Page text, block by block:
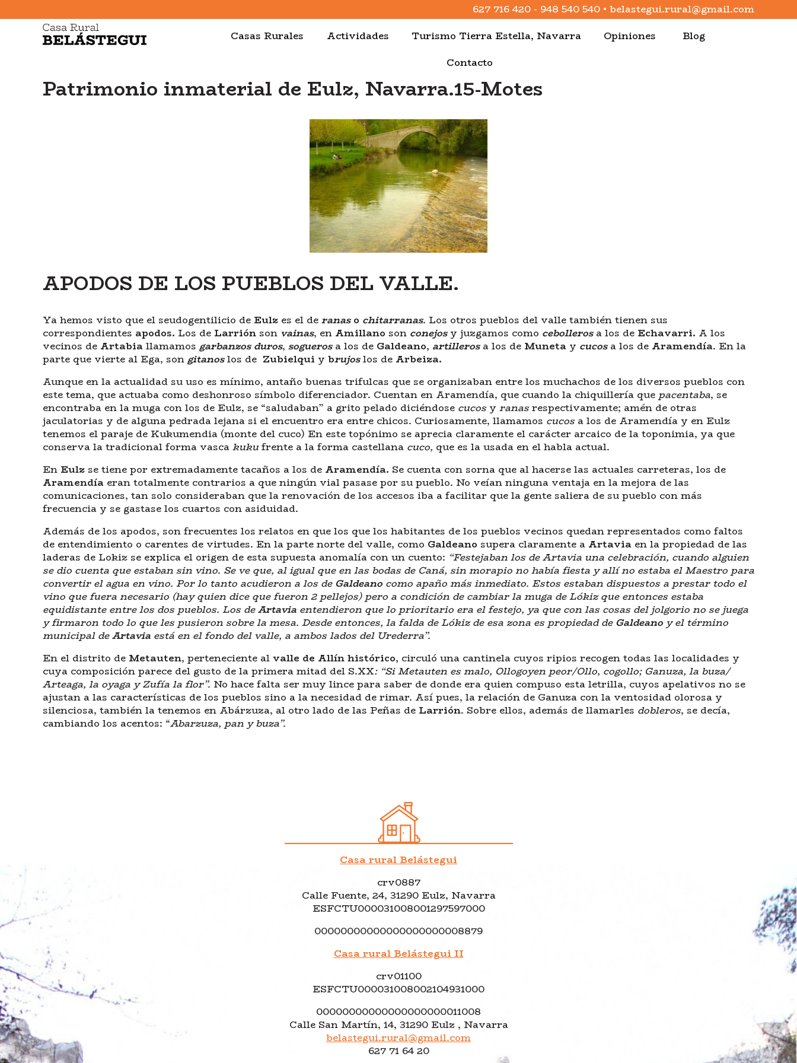
627 716 420 - 948 540 540 • belastegui.rural@gmail.com
Casas Rurales
Actividades Turismo Tierra Estella, Navarra Opiniones
Blog
Contacto
Patrimonio inmaterial de Eulz, Navarra.15-Motes
APODOS DE LOS PUEBLOS DEL VALLE.
Ya hemos visto que el seudogentilicio de Eulz es el de ranaso chitarranas. Los otros pueblos del valle también tienen sus
correspondientes apodos. Los de Larrión son vainas, en Amillano son conejos y juzgamos como cebolleros a los de Echavarri. A los
vecinos de Artabia llamamos garbanzos duros, soguerosa los de Galdeano, artillerosa los de Muneta y cucosa los de Aramendía. En la
parte que vierte al Ega, son gitanoslos de Zubielqui y brujoslos de Arbeiza.
Aunque en la actualidad su uso es mínimo, antaño buenas trifulcas que se organizaban entre los muchachos de los diversos pueblos con
este tema, que actuaba como deshonroso símbolo diferenciador. Cuentan en Aramendía, que cuando la chiquillería que pacentaba, se
encontraba en la muga con los de Eulz, se “saludaban” a grito pelado diciéndose cucos y ranas respectivamente; amén de otras
jaculatorias y de alguna pedrada lejana si el encuentro era entre chicos. Curiosamente, llamamos cucos a los de Aramendía y en Eulz
tenemos el paraje de Kukumendia (monte del cuco) En este topónimo se aprecia claramente el carácter arcaico de la toponimia, ya que
conserva la tradicional forma vasca kuku frente a la forma castellana cuco, que es la usada en el habla actual.
En Eulz se tiene por extremadamente tacaños a los de Aramendía. Se cuenta con sorna que al hacerse las actuales carreteras, los de
Aramendía eran totalmente contrarios a que ningún vial pasase por su pueblo. No veían ninguna ventaja en la mejora de las
comunicaciones, tan solo consideraban que la renovación de los accesos iba a facilitar que la gente saliera de su pueblo con más
frecuencia y se gastase los cuartos con asiduidad.
Además de los apodos, son frecuentes los relatos en que los que los habitantes de los pueblos vecinos quedan representados como faltos
de entendimiento o carentes de virtudes. En la parte norte del valle, como Galdeano supera claramente a Artavia en la propiedad de las
laderas de Lokiz se explica el origen de esta supuesta anomalía con un cuento: “Festejaban los de Artavia una celebración, cuando alguien
se dio cuenta que estaban sin vino. Se ve que, al igual que en las bodas de Caná, sin morapio no había fiesta y allí no estaba el Maestro para
convertir el agua en vino. Por lo tanto acudieron a los de Galdeano como apaño más inmediato. Estos estaban dispuestos a prestar todo el
vino que fuera necesario (hay quien dice que fueron 2 pellejos)pero a condición de cambiar la muga de Lókiz que entonces estaba
equidistante entre los dos pueblos. Los deArtavia entendieron que lo prioritario era el festejo, ya que con las cosas del jolgorio no se juega
y firmaron todo lo que les pusieron sobre la mesa. Desde entonces, la falda de Lókiz de esa zona es propiedad de Galdeano y el término
municipal deArtavia está en el fondo del valle, a ambos lados del Urederra”.
En el distrito de Metauten, perteneciente al valle de Allín histórico, circuló una cantinela cuyos ripios recogen todas las localidades y
cuya composición parece del gusto de la primera mitad del S.XX: “Si Metauten es malo, Ollogoyen peor/Ollo, cogollo; Ganuza, la buza/
Arteaga, la oyaga y Zufía la flor”. No hace falta ser muy lince para saber de donde era quien compuso esta letrilla, cuyos apelativos no se
ajustan a las características de los pueblos sino a la necesidad de rimar. Así pues, la relación de Ganuza con la ventosidad olorosa y
silenciosa, también la tenemos en Abárzuza, al otro lado de las Peñas de Larrión. Sobre ellos, además de llamarles dobleros, se decía,
cambiando los acentos: “Abarzuza, pan y buza”.
Casa rural Belástegui
crv0887
Calle Fuente, 24, 31290 Eulz, Navarra
ESFCTU000031008001297597000
00000000000000000000008879
Casa rural Belástegui II
crv01100
ESFCTU000031008002104931000
00000000000000000000011008
Calle San Martín, 14, 31290 Eulz , Navarra
belastegui.rural@gmail.com
627 71 64 20